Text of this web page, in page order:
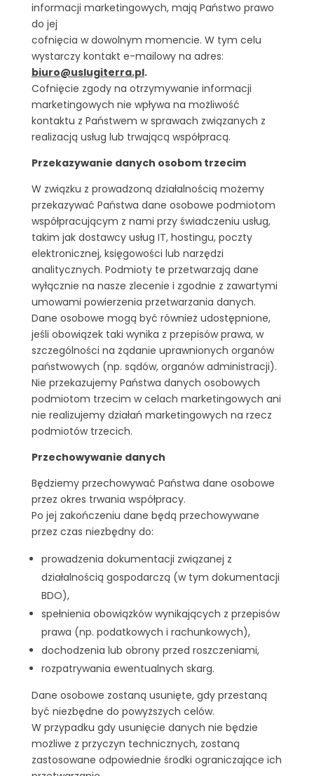
informacji marketingowych, mają Państwo prawo
do jej
cofnięcia w dowolnym momencie. W tym celu
wystarczy kontakt e-mailowy na adres:
biuro@uslugiterra.pl.
Cofnięcie zgody na otrzymywanie informacji
marketingowych nie wpływa na możliwość
kontaktu z Państwem w sprawach związanych z
realizacją usług lub trwającą współpracą.
Przekazywanie danych osobom trzecim
W związku z prowadzoną działalnością możemy
przekazywać Państwa dane osobowe podmiotom
współpracującym z nami przy świadczeniu usług,
takim jak dostawcy usług IT, hostingu, poczty
elektronicznej, księgowości lub narzędzi
analitycznych. Podmioty te przetwarzają dane
wyłącznie na nasze zlecenie i zgodnie z zawartymi
umowami powierzenia przetwarzania danych.
Dane osobowe mogą być również udostępnione,
jeśli obowiązek taki wynika z przepisów prawa, w
szczególności na żądanie uprawnionych organów
państwowych (np. sądów, organów administracji).
Nie przekazujemy Państwa danych osobowych
podmiotom trzecim w celach marketingowych ani
nie realizujemy działań marketingowych na rzecz
podmiotów trzecich.
Przechowywanie danych
Będziemy przechowywać Państwa dane osobowe
przez okres trwania współpracy.
Po jej zakończeniu dane będą przechowywane
przez czas niezbędny do:
prowadzenia dokumentacji związanej z
działalnością gospodarczą (w tym dokumentacji
BDO),
spełnienia obowiązków wynikających z przepisów
prawa (np. podatkowych i rachunkowych),
dochodzenia lub obrony przed roszczeniami,
rozpatrywania ewentualnych skarg.
Dane osobowe zostaną usunięte, gdy przestaną
być niezbędne do powyższych celów.
W przypadku gdy usunięcie danych nie będzie
możliwe z przyczyn technicznych, zostaną
zastosowane odpowiednie środki ograniczające ich